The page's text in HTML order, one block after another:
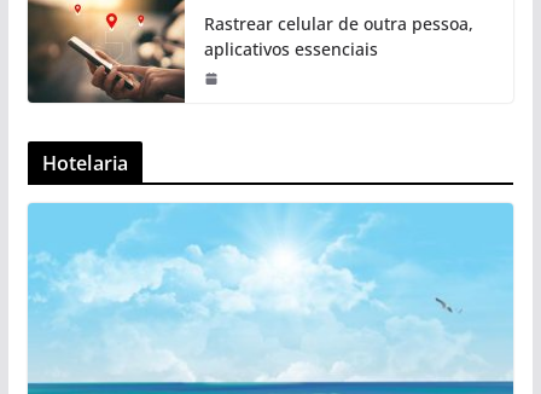
Rastrear celular de outra pessoa,
aplicativos essenciais
Hotelaria